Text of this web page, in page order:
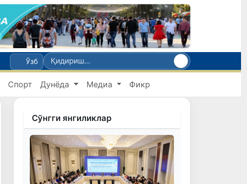
Ўзб
Спорт Дунёда Медиа Фикр
Сўнгги янгиликлар